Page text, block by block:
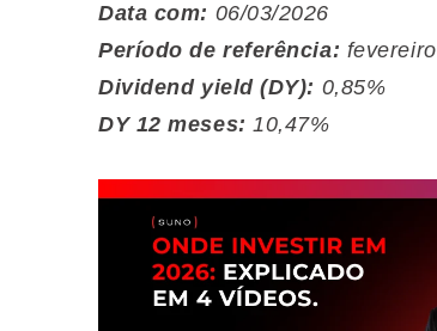
Data com: 06/03/2026
Período de referência: fevereiro
Dividend yield (DY): 0,85%
DY 12 meses: 10,47%